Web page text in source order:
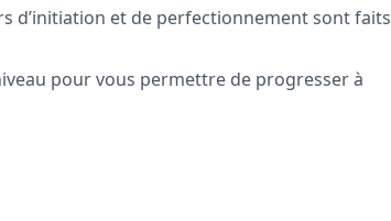
d’initiation et de perfectionnement sont faits
pour vous permettre de progresser à